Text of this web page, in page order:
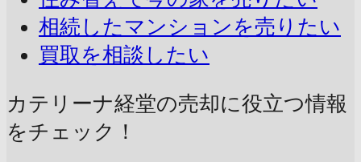
相続したマンションを売りたい
買取を相談したい
カテリーナ経堂の売却に役立つ情報
をチェック！